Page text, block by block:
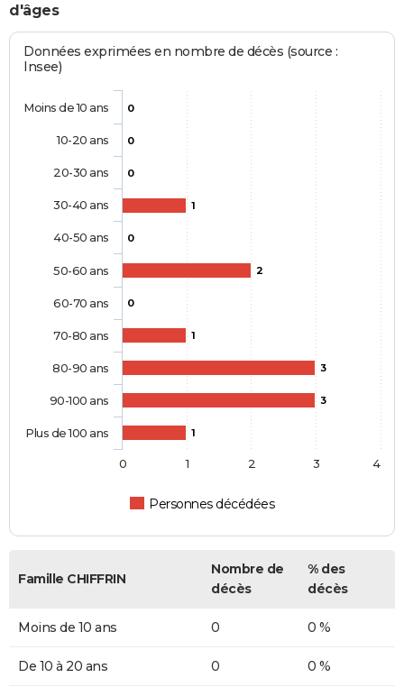
d'âges
Données exprimées en nombre de décès (source :
Insee)
0
0
0
1
0
2
0
1
3
3
1
Personnes décédées
Moins de 10 ans
10-20 ans
20-30 ans
30-40 ans
40-50 ans
50-60 ans
60-70 ans
70-80 ans
80-90 ans
90-100 ans
Plus de 100 ans
0 1 2 3 4
Famille CHIFFRIN
Nombre de
décès
% des
décès
Moins de 10 ans 0 0 %
De 10 à 20 ans 0 0 %